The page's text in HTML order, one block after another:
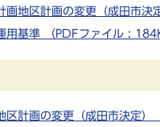
地区計画の変更（成田市決
基準 （PDFファイル :
計画の変更（成田市決定）